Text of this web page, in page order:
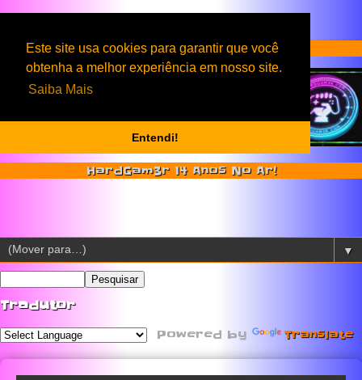
Este site usa cookies para garantir que você
obtenha a melhor experiência em nosso site.
Saiba Mais
Entendi!
Serviços & Produtos HardGam3r
HardGam3r 14 Anos No Ar!
▼
Tradutor
Powered by Translate